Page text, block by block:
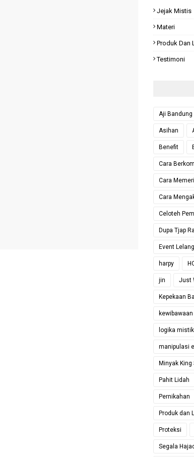
Jejak Mistis
Materi
Produk Dan
Testimoni
Aji
Asihan
Benefit
Cara
Cara
Cara
Celoteh
Dupa Tjap
Event
harpy
jin Just
Kepekaan
kewibawaan
logika
manipulasi
Minyak King
Pahit Lidah
Pernikahan
Produk dan
Proteksi
Segala Hajad